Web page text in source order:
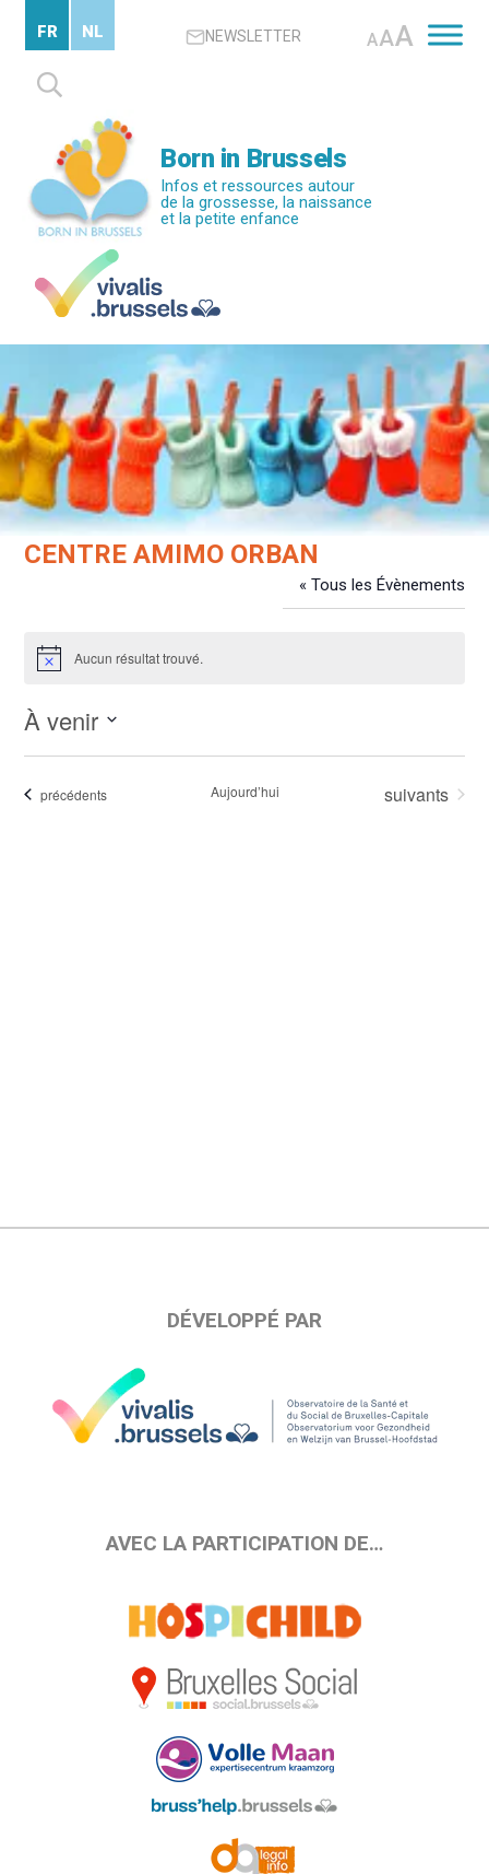
contenu
principal
NEWSLETTER AAA
Rechercher :
FR NL
Born in Brussels
Infos et ressources autour
de la grossesse, la naissance
et la petite enfance
CENTRE AMIMO ORBAN
« Tous les Évènements
NoticeAucun résultat trouvé.
À venir
date.Évènements
précédents Aujourd’hui Évènements
suivants
DÉVELOPPÉ PAR
AVEC LA PARTICIPATION DE…